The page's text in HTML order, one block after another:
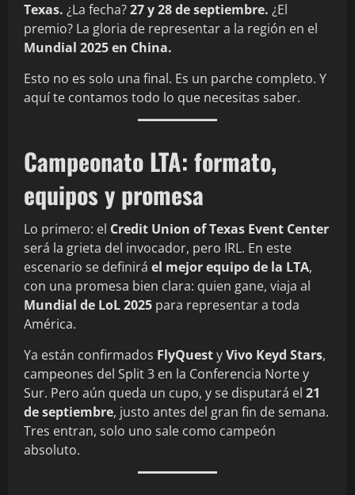
Texas. ¿La fecha?27 y 28 de septiembre. ¿El
premio? La gloria de representar a la región en el
Mundial 2025 en China.
Esto no es solo una final. Es un parche completo. Y
aquí te contamos todo lo que necesitas saber.
Campeonato LTA: formato,
equipos y promesa
Lo primero: el Credit Union of Texas Event Center
será la grieta del invocador, pero IRL. En este
escenario se definirá el mejor equipo de la LTA,
con una promesa bien clara: quien gane, viaja al
Mundial de LoL 2025 para representar a toda
América.
Ya están confirmados FlyQuestyVivo Keyd Stars,
campeones del Split 3 en la Conferencia Norte y
Sur. Pero aún queda un cupo, y se disputará el 21
de septiembre, justo antes del gran fin de semana.
Tres entran, solo uno sale como campeón
absoluto.